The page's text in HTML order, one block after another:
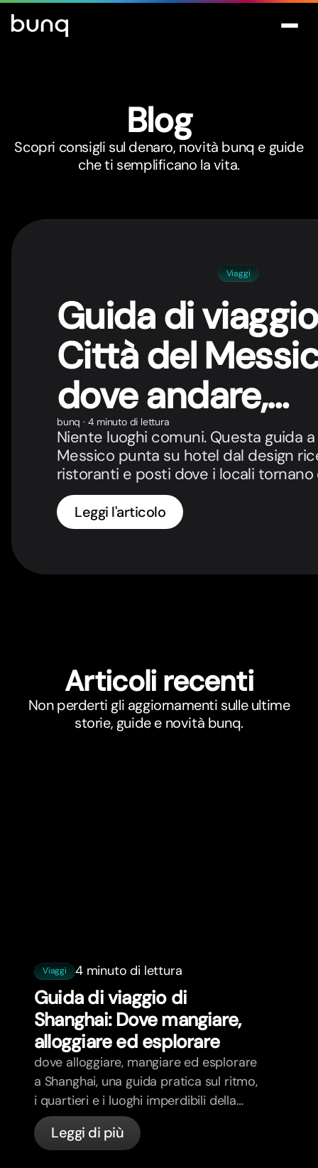
Blog
Scopri consigli sul denaro, novità bunq e guide
che ti semplificano la vita.
Viaggi
Guida di
Città del
dove andare,
mangiare e
bunq · 4 minuto di lettura
Niente luoghi comuni. Questa guida
Messico punta su hotel dal design
ristoranti e posti dove i locali tornano
Leggi l'articolo
Articoli recenti
Non perderti gli aggiornamenti sulle ultime
storie, guide e novità bunq.
Viaggi 4 minuto di lettura
Guida di viaggio di
Shanghai: Dove mangiare,
alloggiare ed esplorare
dove alloggiare, mangiare ed esplorare
a Shanghai, una guida pratica sul ritmo,
i quartieri e i luoghi imperdibili della
città.
Leggi di più